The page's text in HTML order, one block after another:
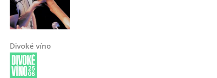
Divoké víno